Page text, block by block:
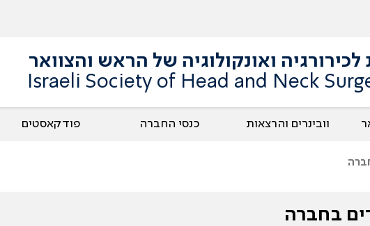
ואונקולוגיה של הראש והצוואר
Israeli Society of Head and Neck
וובינרים והרצאות כנסי החברה פודקאסטים
בחברה